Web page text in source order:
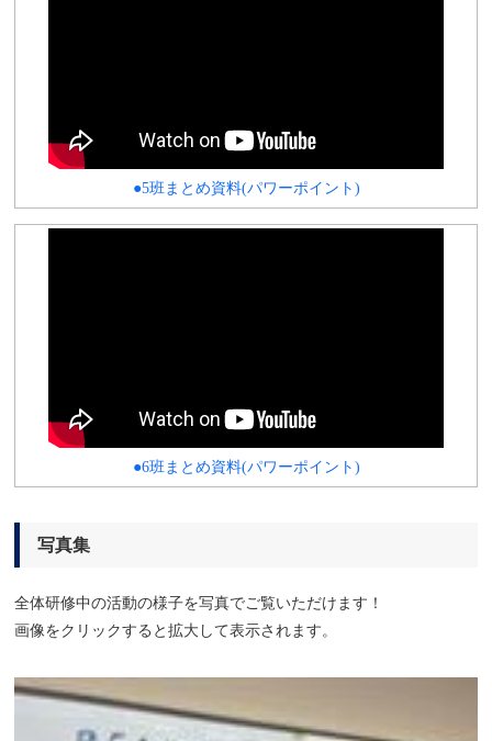
●5班まとめ資料(パワーポイント)
●6班まとめ資料(パワーポイント)
写真集
全体研修中の活動の様子を写真でご覧いただけます！
画像をクリックすると拡大して表示されます。